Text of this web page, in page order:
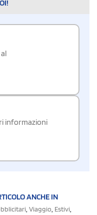
informazioni
ANCHE IN
, Viaggio, Estivi,